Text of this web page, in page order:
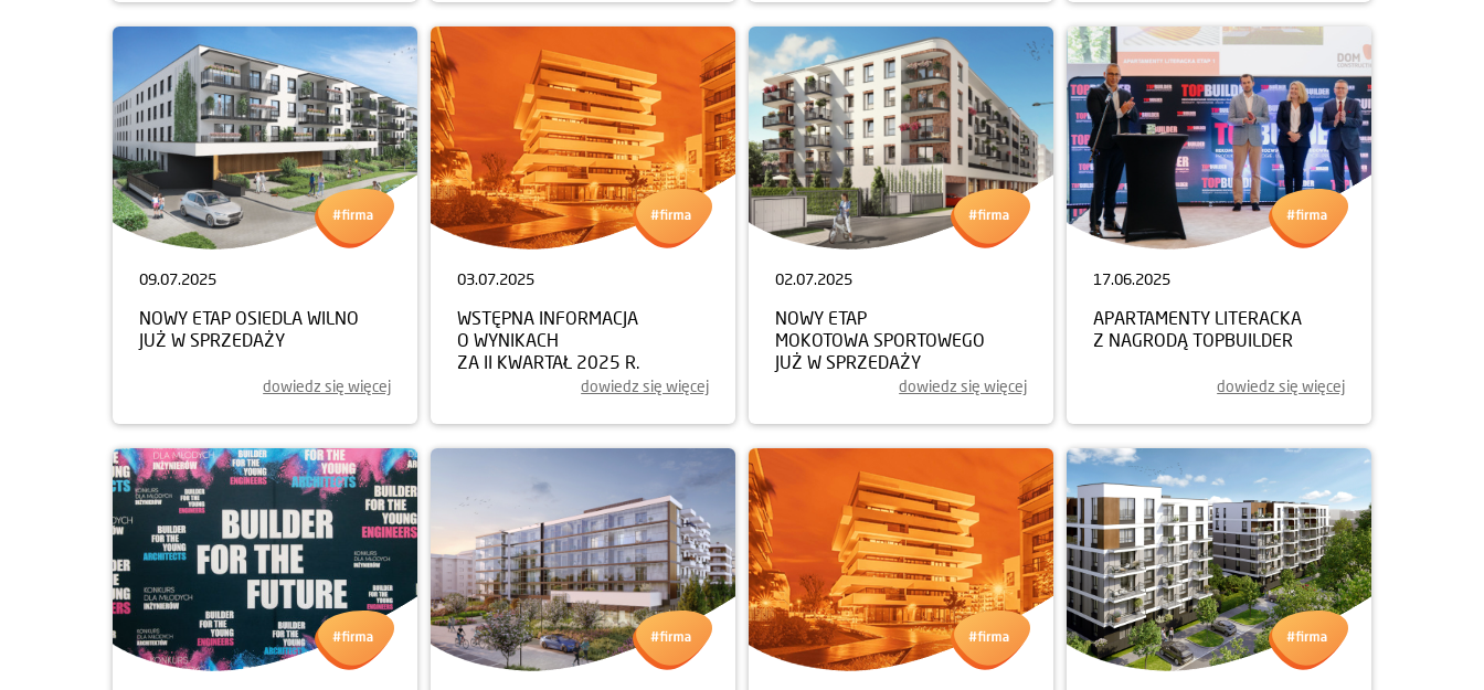
09.07.2025
NOWY ETAP OSIEDLA WILNO
JUŻ W SPRZEDAŻY
dowiedz się więcej
03.07.2025
WSTĘPNA INFORMACJA
O WYNIKACH
ZA II KWARTAŁ 2025 R.
dowiedz się więcej
02.07.2025
NOWY ETAP
MOKOTOWA SPORTOWEGO
JUŻ W SPRZEDAŻY
dowiedz się więcej
17.06.2025
APARTAMENTY LITERACKA
Z NAGRODĄ TOPBUILDER
dowiedz się więcej